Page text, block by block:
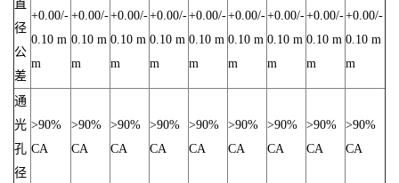
直
径
公
差
+0.00/-
0.10 m
m
+0.00/-
0.10 m
m
+0.00/-
0.10 m
m
+0.00/-
0.10 m
m
+0.00/-
0.10 m
m
+0.00/-
0.10 m
m
+0.00/-
0.10 m
m
+0.00/-
0.10 m
m
+0.00/-
0.10 m
m
通
光
孔
径
>90%
CA
>90%
CA
>90%
CA
>90%
CA
>90%
CA
>90%
CA
>90%
CA
>90%
CA
>90%
CA